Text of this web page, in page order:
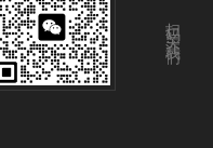
扫码关注我们